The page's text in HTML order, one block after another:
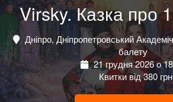
Virsky. Казка про
Дніпро, Дніпропетровський
балету
21 грудня 2026 о
Квитки від 380 грн